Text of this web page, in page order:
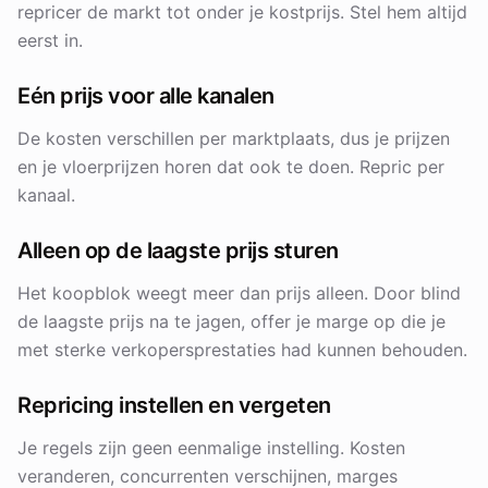
repricer de markt tot onder je kostprijs. Stel hem altijd
eerst in.
Eén prijs voor alle kanalen
De kosten verschillen per marktplaats, dus je prijzen
en je vloerprijzen horen dat ook te doen. Repric per
kanaal.
Alleen op de laagste prijs sturen
Het koopblok weegt meer dan prijs alleen. Door blind
de laagste prijs na te jagen, offer je marge op die je
met sterke verkopersprestaties had kunnen behouden.
Repricing instellen en vergeten
Je regels zijn geen eenmalige instelling. Kosten
veranderen, concurrenten verschijnen, marges